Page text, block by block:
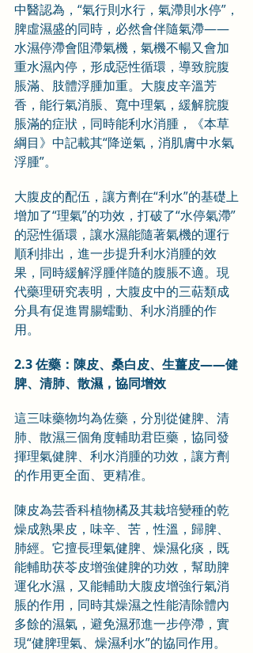
中醫認為，“氣行則水行，氣滯則水停”，
脾虛濕盛的同時，必然會伴隨氣滯——
水濕停滯會阻滯氣機，氣機不暢又會加
重水濕內停，形成惡性循環，導致脘腹
脹滿、肢體浮腫加重。大腹皮辛溫芳
香，能行氣消脹、寬中理氣，緩解脘腹
脹滿的症狀，同時能利水消腫，《本草
綱目》中記載其“降逆氣，消肌膚中水氣
浮腫”。
大腹皮的配伍，讓方劑在“利水”的基礎上
增加了“理氣”的功效，打破了“水停氣滯”
的惡性循環，讓水濕能隨著氣機的運行
順利排出，進一步提升利水消腫的效
果，同時緩解浮腫伴隨的腹脹不適。現
代藥理研究表明，大腹皮中的三萜類成
分具有促進胃腸蠕動、利水消腫的作
用。
2.3 佐藥：陳皮、桑白皮、生薑皮——健
脾、清肺、散濕，協同增效
這三味藥物均為佐藥，分別從健脾、清
肺、散濕三個角度輔助君臣藥，協同發
揮理氣健脾、利水消腫的功效，讓方劑
的作用更全面、更精准。
陳皮為芸香科植物橘及其栽培變種的乾
燥成熟果皮，味辛、苦，性溫，歸脾、
肺經。它擅長理氣健脾、燥濕化痰，既
能輔助茯苓皮增強健脾的功效，幫助脾
運化水濕，又能輔助大腹皮增強行氣消
脹的作用，同時其燥濕之性能清除體內
多餘的濕氣，避免濕邪進一步停滯，實
現“健脾理氣、燥濕利水”的協同作用。